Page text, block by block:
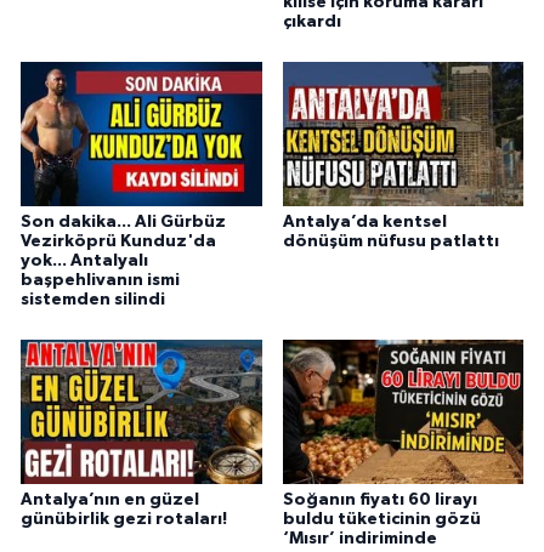
çıkardı
Son dakika... Ali Gürbüz
Vezirköprü Kunduz'da
yok... Antalyalı
başpehlivanın ismi
sistemden silindi
Antalya’da kentsel
dönüşüm nüfusu patlattı
Antalya’nın en güzel
günübirlik gezi rotaları!
Soğanın fiyatı 60 lirayı
buldu tüketicinin gözü
‘Mısır’ indiriminde